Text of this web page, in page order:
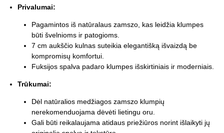
Privalumai:
Pagamintos iš natūralaus zamszo, kas leidžia klumpes
būti švelnioms ir patogioms.
7 cm aukščio kulnas suteikia elegantišką išvaizdą be
kompromisų komfortui.
Fuksijos spalva padaro klumpes išskirtiniais ir moderniais.
Trūkumai:
Dėl natūralios medžiagos zamszo klumpių
nerekomenduojama dėvėti lietingu oru.
Gali būti reikalaujama atidaus priežiūros norint išlaikyti jų